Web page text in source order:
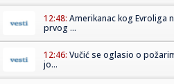
12:48: Amerikanac kog Evroliga
prvog ...
12:46: Vučić se oglasio o
jo...